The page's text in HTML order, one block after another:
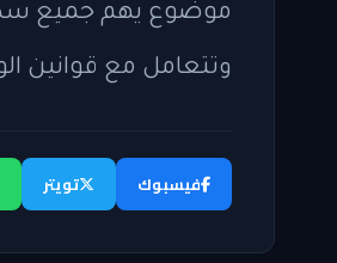
موضوع يهم جميع سكان
وتتعامل مع قوانين
فيسبوك تويتر